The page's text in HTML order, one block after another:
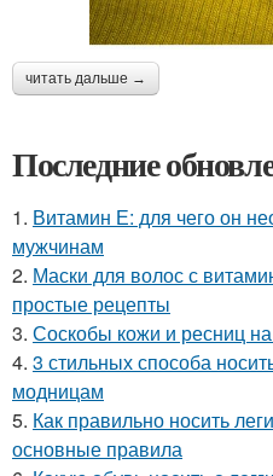
читать дальше →
Последние
1. Витамин Е: для чего он
мужчинам
2. Маски для волос с
простые рецепты
3. Соскобы кожи и ресниц
4. 3 стильных способа
модницам
5. Как правильно носить
основные правила